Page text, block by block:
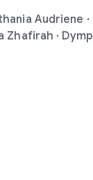
Audriene ·
Zhafirah ·